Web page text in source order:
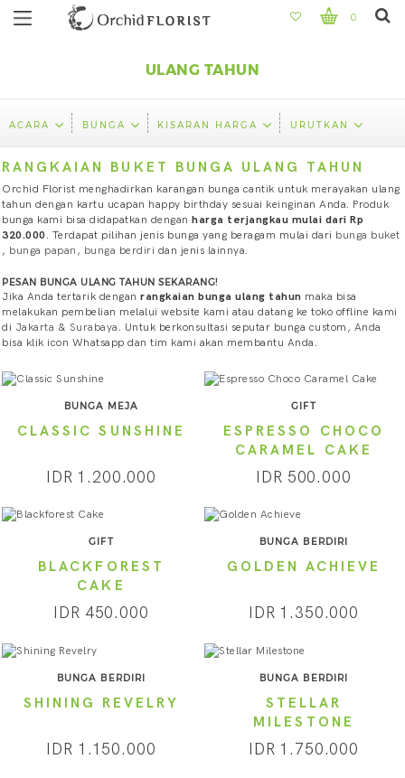
0
ULANG TAHUN
ACARA BUNGA KISARAN HARGA URUTKAN
RANGKAIAN BUKET BUNGA ULANG TAHUN
Orchid Florist menghadirkan karangan bunga cantik untuk merayakan ulang
tahun dengan kartu ucapan happy birthday sesuai keinginan Anda. Produk
bunga kami bisa didapatkan dengan harga terjangkau mulai dari Rp
320.000 . Terdapat pilihan jenis bunga yang beragam mulai dari bunga buket
, bunga papan , bunga berdiri dan jenis lainnya.
PESAN BUNGA ULANG TAHUN SEKARANG!
Jika Anda tertarik dengan rangkaian bunga ulang tahun maka bisa
melakukan pembelian melalui website kami atau datang ke toko offline kami
di Jakarta & Surabaya . Untuk berkonsultasi seputar bunga custom, Anda
bisa klik icon Whatsapp dan tim kami akan membantu Anda.
BUNGA MEJA
CLASSIC SUNSHINE
IDR 1.200.000
GIFT
ESPRESSO CHOCO
CARAMEL CAKE
IDR 500.000
GIFT
BLACKFOREST
CAKE
IDR 450.000
BUNGA BERDIRI
GOLDEN ACHIEVE
IDR 1.350.000
BUNGA BERDIRI
SHINING REVELRY
IDR 1.150.000
BUNGA BERDIRI
STELLAR
MILESTONE
IDR 1.750.000